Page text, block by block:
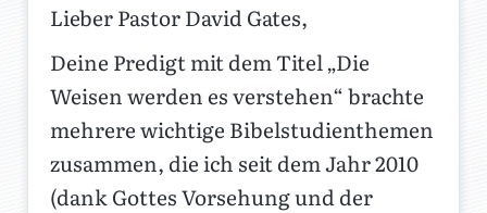
Lieber Pastor David Gates,
Deine Predigt mit dem Titel „Die
Weisen werden es verstehen“ brachte
mehrere wichtige Bibelstudienthemen
zusammen, die ich seit dem Jahr 2010
(dank Gottes Vorsehung und der